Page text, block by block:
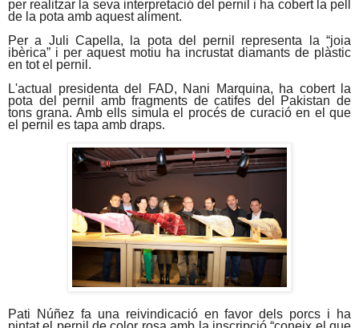
per realitzar la seva interpretació del pernil i ha cobert la pell
de la pota amb aquest aliment.
Per a Juli Capella, la pota del pernil representa la “joia
ibèrica” i per aquest motiu ha incrustat diamants de plàstic
en tot el pernil.
L'actual presidenta del FAD, Nani Marquina, ha cobert la
pota del pernil amb fragments de catifes del Pakistan de
tons grana. Amb ells simula el procés de curació en el que
el pernil es tapa amb draps.
Pati Núñez fa una reivindicació en favor dels porcs i ha